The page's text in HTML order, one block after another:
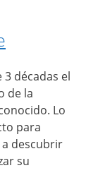
décadas el
de la
Lo
para
descubrir
su